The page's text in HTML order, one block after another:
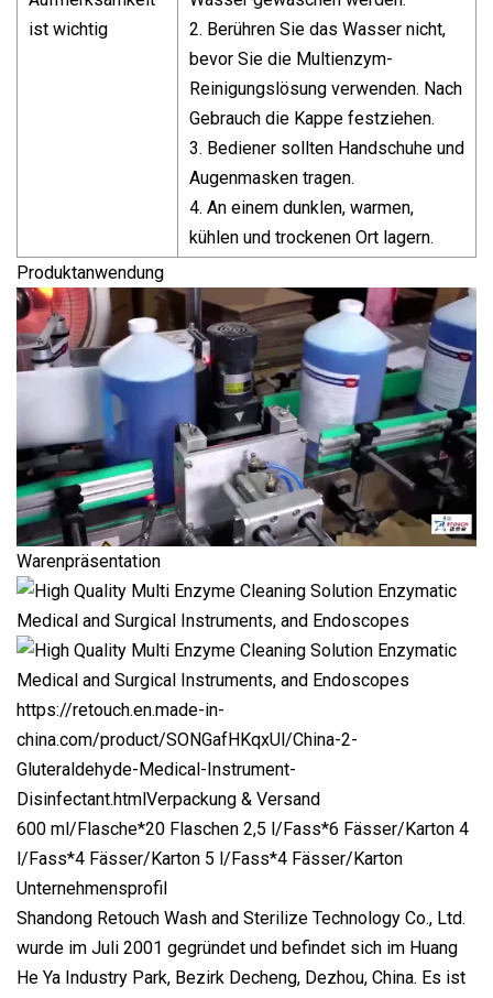
ist wichtig
2. Berühren Sie das Wasser nicht,
bevor Sie die Multienzym-
Reinigungslösung verwenden. Nach
Gebrauch die Kappe festziehen.
3. Bediener sollten Handschuhe und
Augenmasken tragen.
4. An einem dunklen, warmen,
kühlen und trockenen Ort lagern.
Produktanwendung
Warenpräsentation
https://retouch.en.made-in-
china.com/product/SONGafHKqxUl/China-2-
Gluteraldehyde-Medical-Instrument-
Disinfectant.htmlVerpackung & Versand
600 ml/Flasche*20 Flaschen 2,5 l/Fass*6 Fässer/Karton 4
l/Fass*4 Fässer/Karton 5 l/Fass*4 Fässer/Karton
Unternehmensprofil
Shandong Retouch Wash and Sterilize Technology Co., Ltd.
wurde im Juli 2001 gegründet und befindet sich im Huang
He Ya Industry Park, Bezirk Decheng, Dezhou, China. Es ist